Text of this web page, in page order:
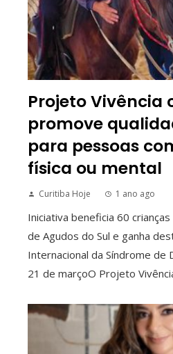
Projeto Vivência
promove
para pessoas
física ou mental
Curitiba Hoje 1 ano ago
Iniciativa beneficia 60
de Agudos do Sul e ganha
Internacional da Síndrome de
21 de marçoO Projeto